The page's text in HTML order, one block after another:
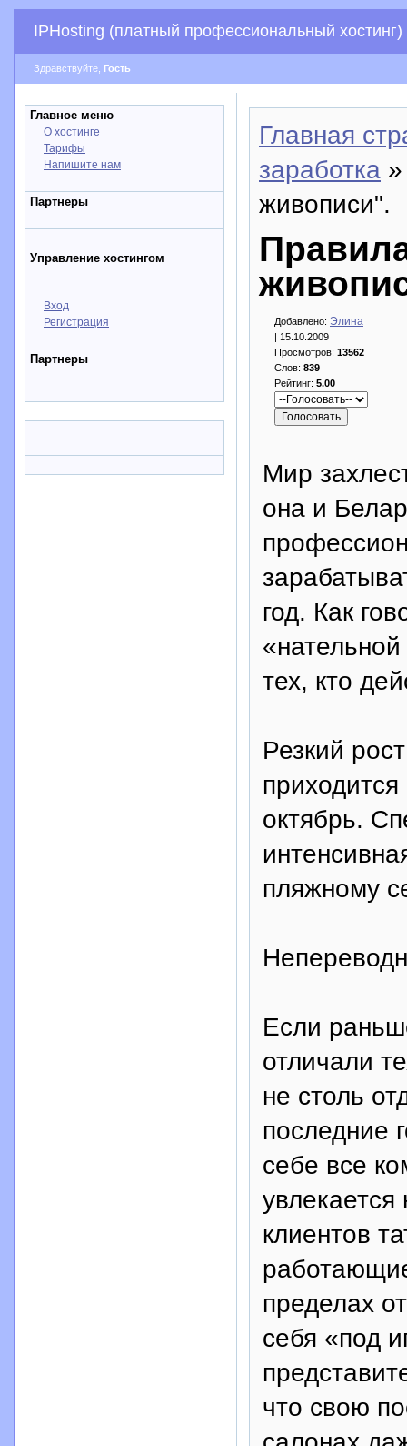
IPHosting (платный профессиональный хостинг)
Здравствуйте, Гость
Главное меню
О хостинге
Тарифы
Напишите нам
Партнеры
Управление хостингом
Вход
Регистрация
Партнеры
Главная
заработка
живописи".
Добавлено: Элина
| 15.10.2009
Просмотров: 13562
Слов: 839
Рейтинг: 5.00
Мир
она и
год. Как
тех, кто
Резкий
октябрь.
пляжному
Если
отличали
не столь
последние
себе все
клиентов
пределах
себя «под
что свою